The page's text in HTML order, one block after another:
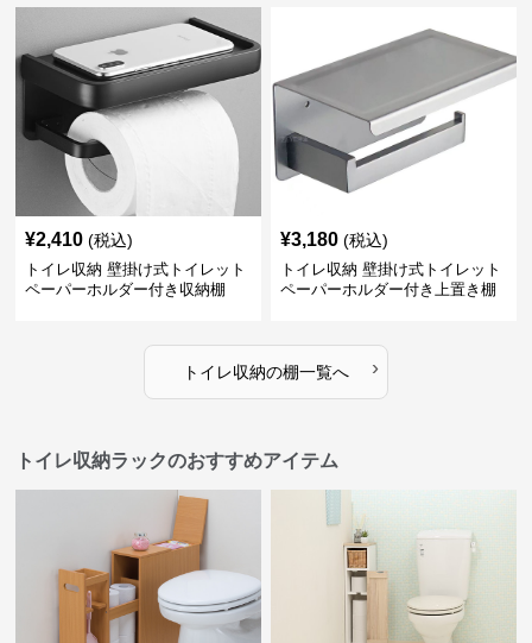
¥2,410 (税込)
トイレ収納 壁掛け式トイレット
ペーパーホルダー付き収納棚
¥3,180 (税込)
トイレ収納 壁掛け式トイレット
ペーパーホルダー付き上置き棚
トイレ収納の棚一覧へ ›
トイレ収納ラックのおすすめアイテム